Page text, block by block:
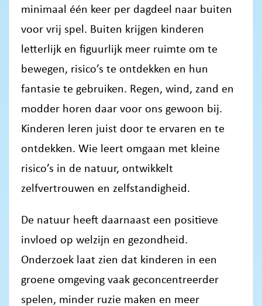
minimaal één keer per dagdeel naar buiten
voor vrij spel. Buiten krijgen kinderen
letterlijk en figuurlijk meer ruimte om te
bewegen, risico’s te ontdekken en hun
fantasie te gebruiken. Regen, wind, zand en
modder horen daar voor ons gewoon bij.
Kinderen leren juist door te ervaren en te
ontdekken. Wie leert omgaan met kleine
risico’s in de natuur, ontwikkelt
zelfvertrouwen en zelfstandigheid.
De natuur heeft daarnaast een positieve
invloed op welzijn en gezondheid.
Onderzoek laat zien dat kinderen in een
groene omgeving vaak geconcentreerder
spelen, minder ruzie maken en meer